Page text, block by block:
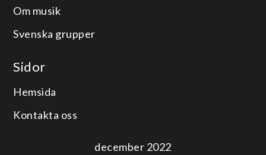
Om musik
Svenska grupper
Sidor
Hemsida
Kontakta oss
december 2022